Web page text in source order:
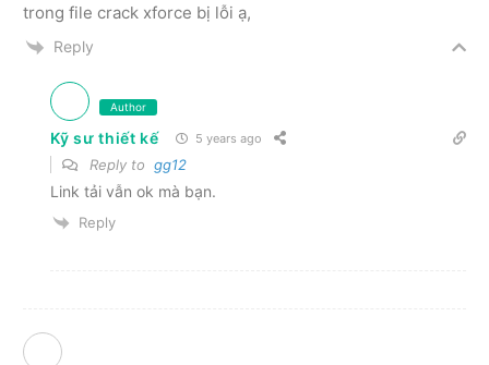
trong file crack xforce bị lỗi ạ,
Reply
Author
Kỹ sư thiết kế 5 years ago
Reply to gg12
Link tải vẫn ok mà bạn.
Reply